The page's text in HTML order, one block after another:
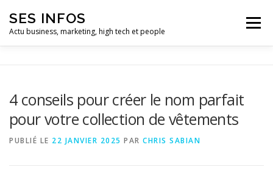
contenu
SES INFOS
Actu business, marketing, high tech et people
Menu
HIGH TECH ET INFORMATIQUE INFLUENCEURS
4 conseils pour créer le nom parfait
pour votre collection de vêtements
PUBLIÉ LE 22 JANVIER 2025 PAR CHRIS SABIAN